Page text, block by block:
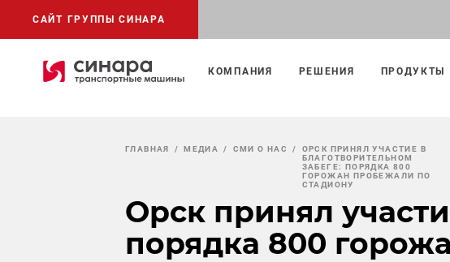
САЙТ ГРУППЫ СИНАРА
КОМПАНИЯ РЕШЕНИЯ ПРОДУКТЫ
ГЛАВНАЯ МЕДИА СМИ О НАС
ОРСК ПРИНЯЛ УЧАСТИЕ В
БЛАГОТВОРИТЕЛЬНОМ
ЗАБЕГЕ: ПОРЯДКА 800
ГОРОЖАН ПРОБЕЖАЛИ ПО
СТАДИОНУ
Орск принял
порядка 800